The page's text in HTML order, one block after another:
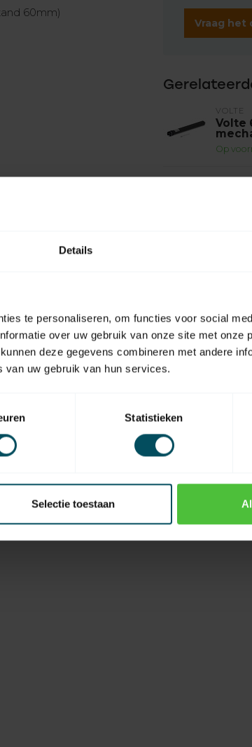
Details
te personaliseren, om functies voor social
over uw gebruik van onze site met onze
deze gegevens combineren met andere
uw gebruik van hun services.
Statistieken
Selectie toestaan
60mm)
Vraag het
VOLTE
Volte
Op
EAN Code